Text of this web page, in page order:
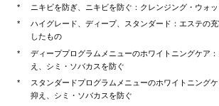
ニキビを防ぎ、ニキビを防ぐ：クレンジング・ウォ
ハイグレード、ディープ、スタンダード：エステの
したもの
ディーププログラムメニューのホワイトニングケア
え、シミ・ソバカスを防ぐ
スタンダードプログラムメニューのホワイトニング
抑え、シミ・ソバカスを防ぐ